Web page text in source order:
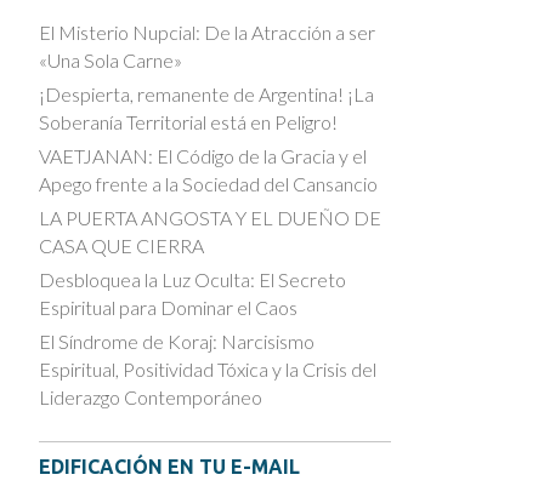
El Misterio Nupcial: De la Atracción a ser
«Una Sola Carne»
¡Despierta, remanente de Argentina! ¡La
Soberanía Territorial está en Peligro!
VAETJANAN: El Código de la Gracia y el
Apego frente a la Sociedad del Cansancio
LA PUERTA ANGOSTA Y EL DUEÑO DE
CASA QUE CIERRA
Desbloquea la Luz Oculta: El Secreto
Espiritual para Dominar el Caos
El Síndrome de Koraj: Narcisismo
Espiritual, Positividad Tóxica y la Crisis del
Liderazgo Contemporáneo
EDIFICACIÓN EN TU E-MAIL